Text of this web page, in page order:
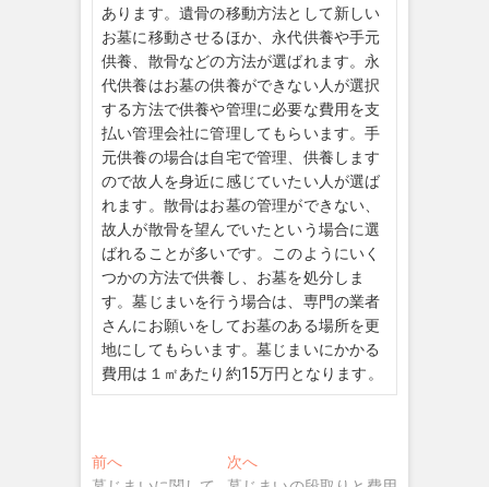
あります。遺骨の移動方法として新しい
お墓に移動させるほか、永代供養や手元
供養、散骨などの方法が選ばれます。永
代供養はお墓の供養ができない人が選択
する方法で供養や管理に必要な費用を支
払い管理会社に管理してもらいます。手
元供養の場合は自宅で管理、供養します
ので故人を身近に感じていたい人が選ば
れます。散骨はお墓の管理ができない、
故人が散骨を望んでいたという場合に選
ばれることが多いです。このようにいく
つかの方法で供養し、お墓を処分しま
す。墓じまいを行う場合は、専門の業者
さんにお願いをしてお墓のある場所を更
地にしてもらいます。墓じまいにかかる
費用は１㎡あたり約15万円となります。
投
前へ 次へ